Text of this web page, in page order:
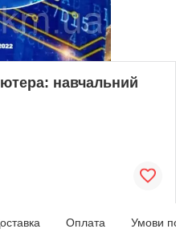
навчальний
Оплата Умови